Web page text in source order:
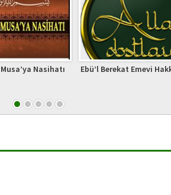
Emevi Hakkari (k.s)